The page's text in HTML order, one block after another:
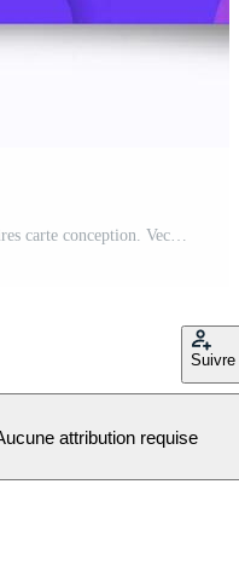
de face et retour côté de abstrait affaires carte conception. Vecteur Pro
Suivre
attribution requise